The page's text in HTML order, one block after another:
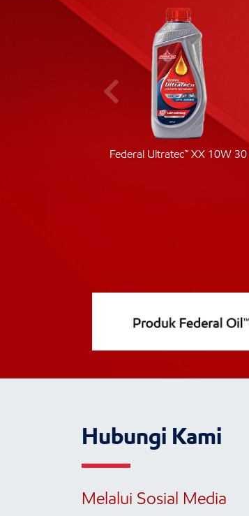
Federal Ultratec™ XX 10W 30
Hubungi Kami
Melalui Sosial Media